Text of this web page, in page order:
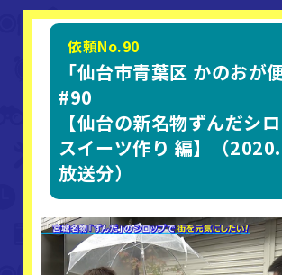
依頼No.90
「仙台市青葉区 かのおが
#90
【仙台の新名物ずんだシ
スイーツ作り 編】（
放送分）